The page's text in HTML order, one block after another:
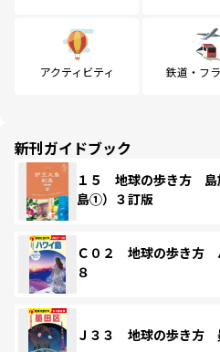
アクティビティ 鉄道・フ
新刊ガイドブック
１５ 地球の歩き方
島①）３訂版
Ｃ０２ 地球の歩き方
８
Ｊ３３ 地球の歩き方